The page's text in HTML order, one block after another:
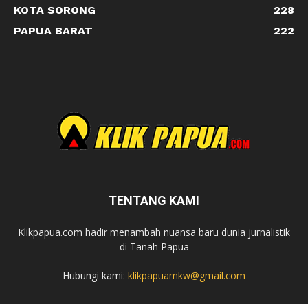
KOTA SORONG
228
PAPUA BARAT
222
TENTANG KAMI
Klikpapua.com hadir menambah nuansa baru dunia jurnalistik
di Tanah Papua
Hubungi kami: klikpapuamkw@gmail.com